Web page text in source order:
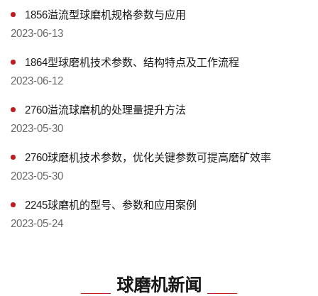
1856溢流型球磨机规格参数与应用
2023-06-13
1864型球磨机技术参数、结构特点及工作流程
2023-06-12
2760溢流球磨机的处理量提升方法
2023-05-30
2760球磨机技术参数，优化关键参数可提高磨矿效率
2023-05-30
2245球磨机的型号、参数和应用案例
2023-05-24
球磨机新闻